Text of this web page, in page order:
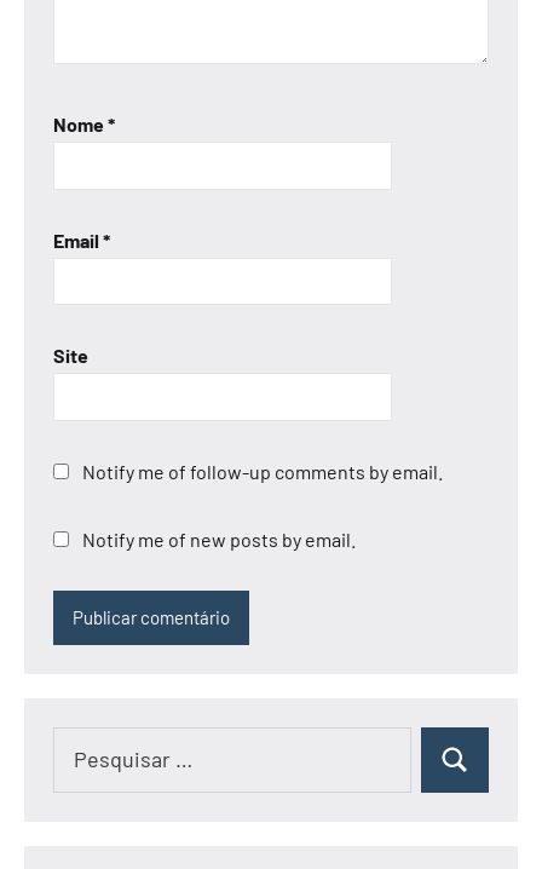
Nome*
Email *
Site
Notify me of follow-up comments by email.
Notify me of new posts by email.
Pesquisar